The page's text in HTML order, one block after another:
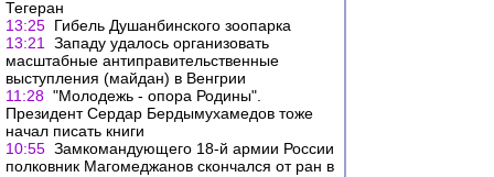
Тегеран
13:25 Гибель Душанбинского зоопарка
13:21
Западу удалось организовать
масштабные антиправительственные
выступления (майдан) в Венгрии
11:28 "Молодежь - опора Родины".
Президент Сердар Бердымухамедов тоже
начал писать книги
10:55 Замкомандующего 18-й армии России
полковник Магомеджанов скончался от ран в